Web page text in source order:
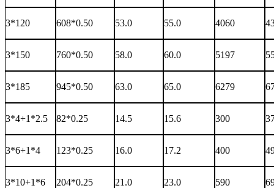
3*120 608*0.50 53.0 55.0 4060
3*150 760*0.50 58.0 60.0 5197
3*185 945*0.50 63.0 65.0 6279
3*4+1*2.5 82*0.25 14.5 15.6 300
3*6+1*4 123*0.25 16.0 17.2 400
3*10+1*6 204*0.25 21.0 23.0 590